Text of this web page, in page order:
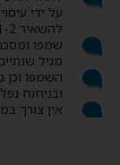
על ידי
להשאיר 1-2 דקות ואז לשטוף
שמפו
מגיל
השמפו
ובניחוח
אין צורך